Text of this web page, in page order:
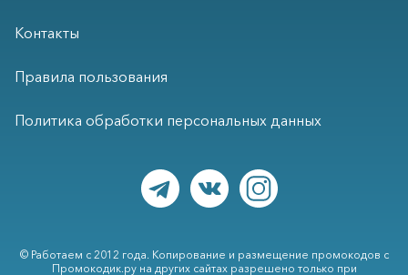
Контакты
Правила пользования
Политика обработки персональных данных
© Работаем с 2012 года. Копирование и размещение промокодов с
Промокодик.ру на других сайтах разрешено только при